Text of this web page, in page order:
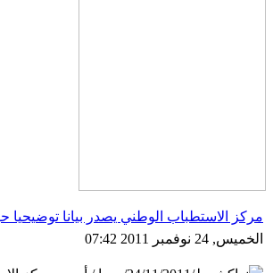
مركز الاستطباب الوطني يصدر بيانا
الخميس, 24 نوفمبر 2011 07:42